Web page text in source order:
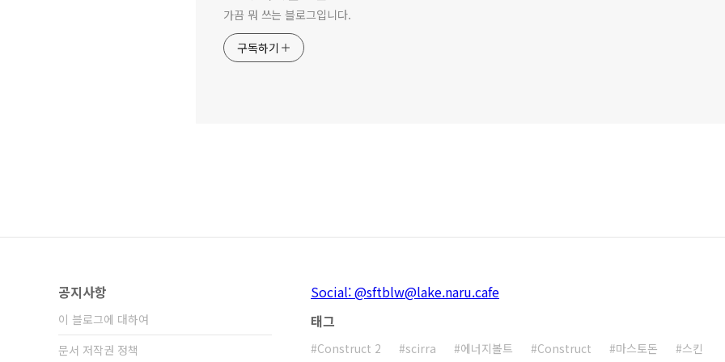
가끔 뭐 쓰는 블로그입니다.
구독하기
공지사항
이 블로그에 대하여
문서 저작권 정책
Social: @sftblw@lake.naru.cafe
태그
Construct 2 scirra 에너지볼트 Construct 마스토돈 스킨